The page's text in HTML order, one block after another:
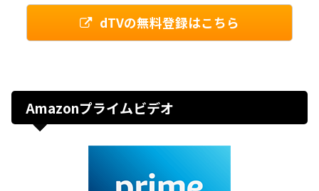
dTVの無料登録はこちら
Amazonプライムビデオ